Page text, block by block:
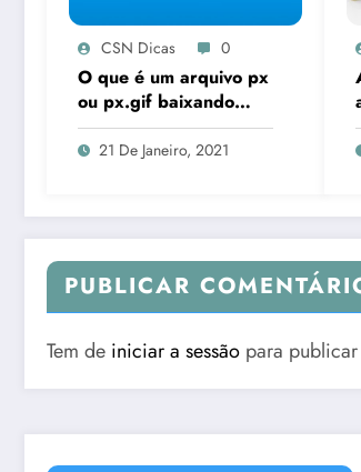
CSN Dicas 0
O que é um arquivo px
ou px.gif baixando
sozinho no android?
21 De Janeiro, 2021
PUBLICAR
Tem de iniciar a sessão para